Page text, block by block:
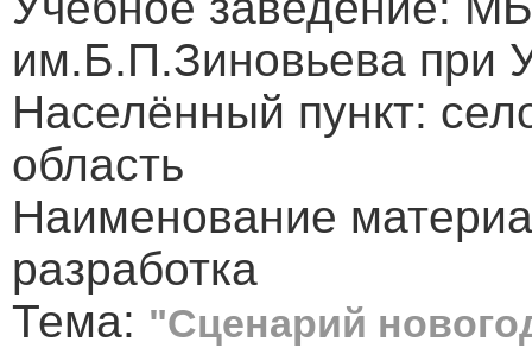
им.Б.П.Зиновьева при
Населённый пункт:
область
Наименование
разработка
Тема: "Сценарий